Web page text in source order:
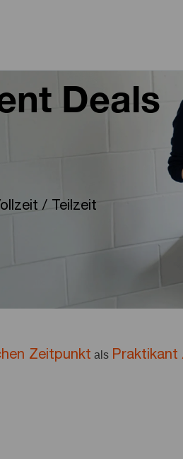
Deals
/ Teilzeit
Zeitpunkt als Praktikant